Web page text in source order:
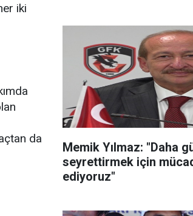
iki
da
Memik Yılmaz: "Daha
seyrettirmek için
ediyoruz"